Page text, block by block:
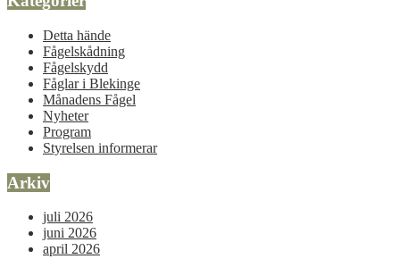
Detta hände
Fågelskådning
Fågelskydd
Fåglar i Blekinge
Månadens Fågel
Nyheter
Program
Styrelsen informerar
Arkiv
juli 2026
juni 2026
april 2026